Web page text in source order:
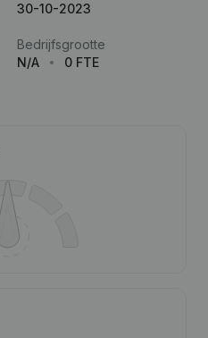
30-10-2023
Bedrijfsgrootte
N/A
0 FTE